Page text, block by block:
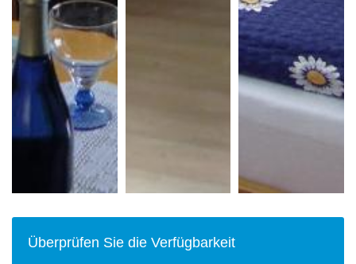
Überprüfen Sie die Verfügbarkeit